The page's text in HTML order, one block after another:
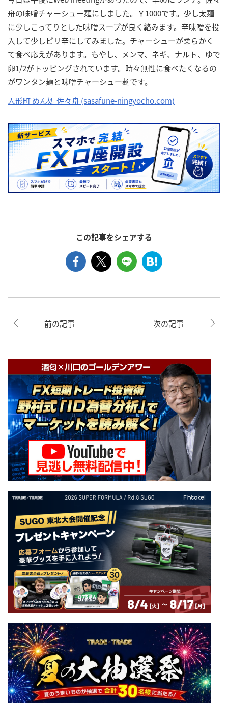
舟の味噌チャーシュー麺にしました。￥1000です。少し太麺
に少しこってりとした味噌スープが良く絡みます。辛味噌を投
入して少しピリ辛にしてみました。チャーシューが柔らかく
て食べ応えがあります。もやし、メンマ、ネギ、ナルト、ゆで
卵1/2がトッピングされています。時々無性に食べたくなるの
がワンタン麺と味噌チャーシュー麺です。
人形町 めん処 佐々舟 (sasafune-ningyocho.com)
この記事をシェアする
前の記事 次の記事